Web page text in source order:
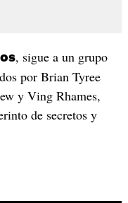
, sigue a un grupo
por Brian Tyree
y Ving Rhames,
de secretos y